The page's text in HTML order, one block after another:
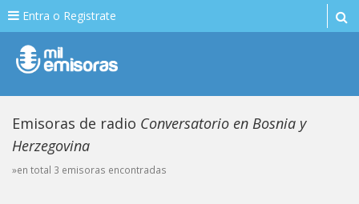
Entra o Registrate
Emisoras de radio Conversatorio en Bosnia y
Herzegovina
»en total 3 emisoras encontradas